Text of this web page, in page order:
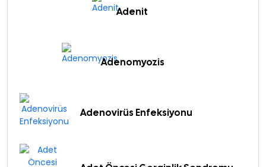
Adenit
Adenomyozis
Adenovirüs Enfeksiyonu